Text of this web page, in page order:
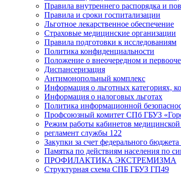
Правила внутреннего распорядка и
Правила и сроки госпитализации
Льготное лекарственное обеспечение
Страховые медицинские организации
Правила подготовки к исследованиям
Политика конфиденциальности
Положение о внеочередном и
Диспансеризация
Антимонопольный комплекс
Информация о льготных категориях,
Информация о налоговых льготах
Политика информационной
Профсоюзный комитет СПб ГБУЗ
Режим работы кабинетов
регламент службы 122
Закупки за счет федерального
Памятка по действиям населения по
ПРОФИЛАКТИКА ЭКСТРЕМИЗМА
Структурная схема СПБ ГБУЗ ГП49